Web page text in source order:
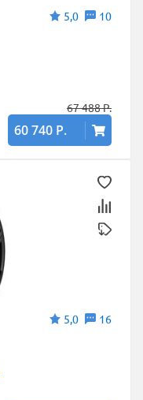
5,0
10
67 488 Р.
60 740 Р.
5,0
16